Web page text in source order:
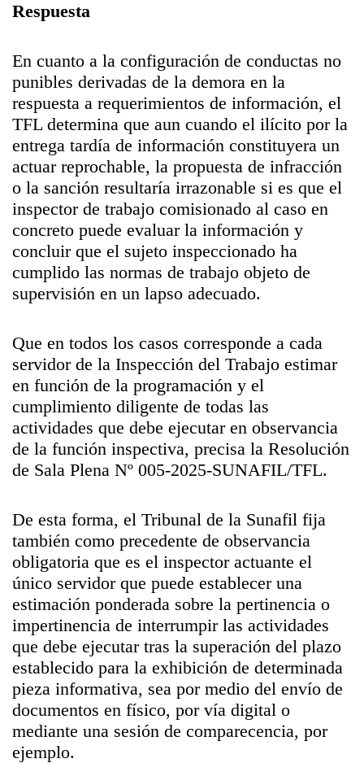
Respuesta
En cuanto a la configuración de conductas no
punibles derivadas de la demora en la
respuesta a requerimientos de información, el
TFL determina que aun cuando el ilícito por la
entrega tardía de información constituyera un
actuar reprochable, la propuesta de infracción
o la sanción resultaría irrazonable si es que el
inspector de trabajo comisionado al caso en
concreto puede evaluar la información y
concluir que el sujeto inspeccionado ha
cumplido las normas de trabajo objeto de
supervisión en un lapso adecuado.
Que en todos los casos corresponde a cada
servidor de la Inspección del Trabajo estimar
en función de la programación y el
cumplimiento diligente de todas las
actividades que debe ejecutar en observancia
de la función inspectiva, precisa la Resolución
de Sala Plena Nº 005-2025-SUNAFIL/TFL.
De esta forma, el Tribunal de la Sunafil fija
también como precedente de observancia
obligatoria que es el inspector actuante el
único servidor que puede establecer una
estimación ponderada sobre la pertinencia o
impertinencia de interrumpir las actividades
que debe ejecutar tras la superación del plazo
establecido para la exhibición de determinada
pieza informativa, sea por medio del envío de
documentos en físico, por vía digital o
mediante una sesión de comparecencia, por
ejemplo.